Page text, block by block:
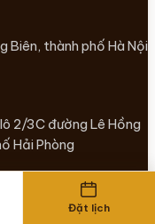
Biên, thành phố Hà Nội
2/3C đường Lê Hồng
Hải Phòng
Đặt lịch